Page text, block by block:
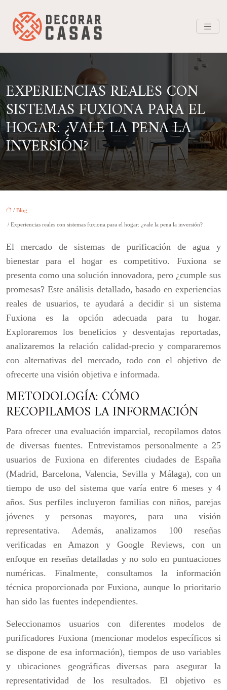
EXPERIENCIAS REALES CON
SISTEMAS FUXIONA PARA EL
HOGAR: ¿VALE LA PENA LA
INVERSIÓN?
/ Blog
/ Experiencias reales con sistemas fuxiona para el hogar: ¿vale la pena la inversión?
El mercado de sistemas de purificación de agua y
bienestar para el hogar es competitivo. Fuxiona se
presenta como una solución innovadora, pero ¿cumple sus
promesas? Este análisis detallado, basado en experiencias
reales de usuarios, te ayudará a decidir si un sistema
Fuxiona es la opción adecuada para tu hogar.
Exploraremos los beneficios y desventajas reportadas,
analizaremos la relación calidad-precio y compararemos
con alternativas del mercado, todo con el objetivo de
ofrecerte una visión objetiva e informada.
METODOLOGÍA: CÓMO
RECOPILAMOS LA INFORMACIÓN
Para ofrecer una evaluación imparcial, recopilamos datos
de diversas fuentes. Entrevistamos personalmente a 25
usuarios de Fuxiona en diferentes ciudades de España
(Madrid, Barcelona, Valencia, Sevilla y Málaga), con un
tiempo de uso del sistema que varía entre 6 meses y 4
años. Sus perfiles incluyeron familias con niños, parejas
jóvenes y personas mayores, para una visión
representativa. Además, analizamos 100 reseñas
verificadas en Amazon y Google Reviews, con un
enfoque en reseñas detalladas y no solo en puntuaciones
numéricas. Finalmente, consultamos la información
técnica proporcionada por Fuxiona, aunque lo prioritario
han sido las fuentes independientes.
Seleccionamos usuarios con diferentes modelos de
purificadores Fuxiona (mencionar modelos específicos si
se dispone de esa información), tiempos de uso variables
y ubicaciones geográficas diversas para asegurar la
representatividad de los resultados. El objetivo es